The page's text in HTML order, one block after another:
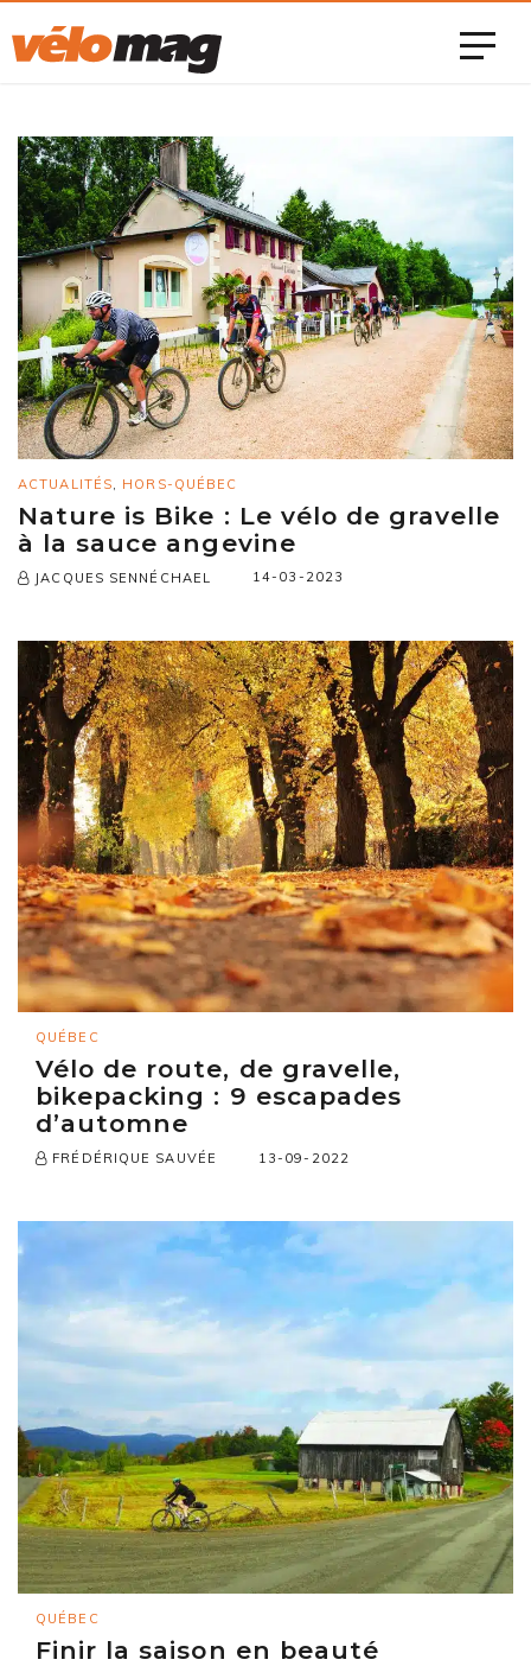
ACTUALITÉS HORS-QUÉBEC
Nature is Bike : Le vélo de gravelle
à la sauce angevine
JACQUES SENNÉCHAEL 14-03-2023
QUÉBEC
Vélo de route, de gravelle,
bikepacking : 9 escapades
d’automne
FRÉDÉRIQUE SAUVÉE 13-09-2022
QUÉBEC
Finir la saison en beauté